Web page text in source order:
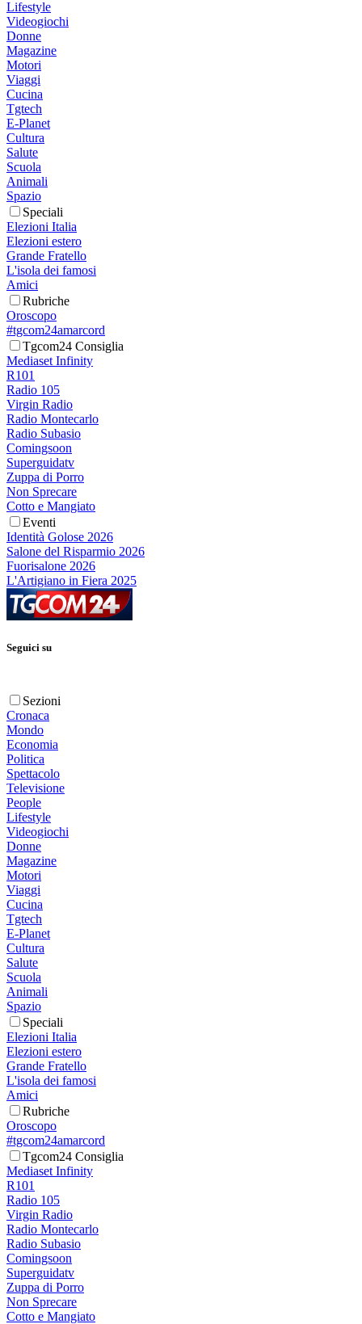
Lifestyle
Videogiochi
Donne
Magazine
Motori
Viaggi
Cucina
Tgtech
E-Planet
Cultura
Salute
Scuola
Animali
Spazio
Speciali
Elezioni Italia
Elezioni estero
Grande Fratello
L'isola dei famosi
Amici
Rubriche
Oroscopo
#tgcom24amarcord
Tgcom24 Consiglia
Mediaset Infinity
R101
Radio 105
Virgin Radio
Radio Montecarlo
Radio Subasio
Comingsoon
Superguidatv
Zuppa di Porro
Non Sprecare
Cotto e Mangiato
Eventi
Identità Golose 2026
Salone del Risparmio 2026
Fuorisalone 2026
L'Artigiano in Fiera 2025
Seguici su
Sezioni
Cronaca
Mondo
Economia
Politica
Spettacolo
Televisione
People
Lifestyle
Videogiochi
Donne
Magazine
Motori
Viaggi
Cucina
Tgtech
E-Planet
Cultura
Salute
Scuola
Animali
Spazio
Speciali
Elezioni Italia
Elezioni estero
Grande Fratello
L'isola dei famosi
Amici
Rubriche
Oroscopo
#tgcom24amarcord
Tgcom24 Consiglia
Mediaset Infinity
R101
Radio 105
Virgin Radio
Radio Montecarlo
Radio Subasio
Comingsoon
Superguidatv
Zuppa di Porro
Non Sprecare
Cotto e Mangiato